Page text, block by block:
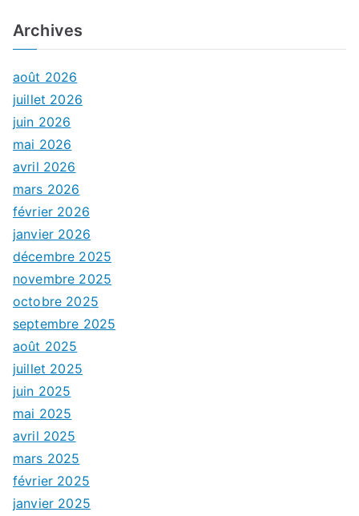
Archives
août 2026
juillet 2026
juin 2026
mai 2026
avril 2026
mars 2026
février 2026
janvier 2026
décembre 2025
novembre 2025
octobre 2025
septembre 2025
août 2025
juillet 2025
juin 2025
mai 2025
avril 2025
mars 2025
février 2025
janvier 2025